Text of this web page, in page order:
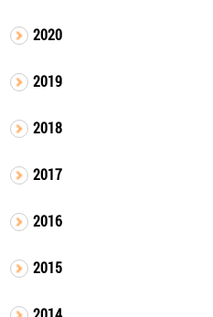
2020
2019
2018
2017
2016
2015